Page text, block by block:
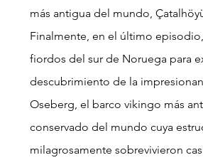
más antigua del mundo,
Finalmente, en el último
fiordos del sur de Noruega para
descubrimiento de la
Oseberg, el barco vikingo más
conservado del mundo cuya
milagrosamente sobrevivieron